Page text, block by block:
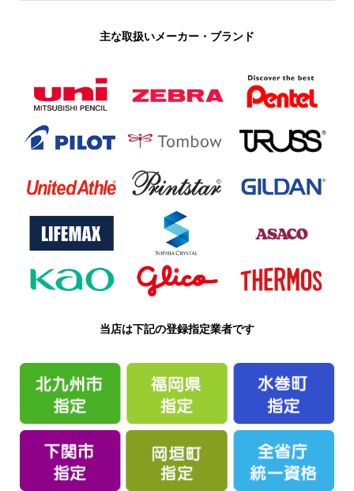
主な取扱いメーカー・ブランド
当店は下記の登録指定業者です